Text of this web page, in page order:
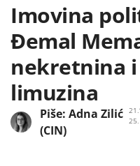
Imovina
Đemal
nekretnina
limuzina
25.
Piše: Adna Zilić
(CIN)